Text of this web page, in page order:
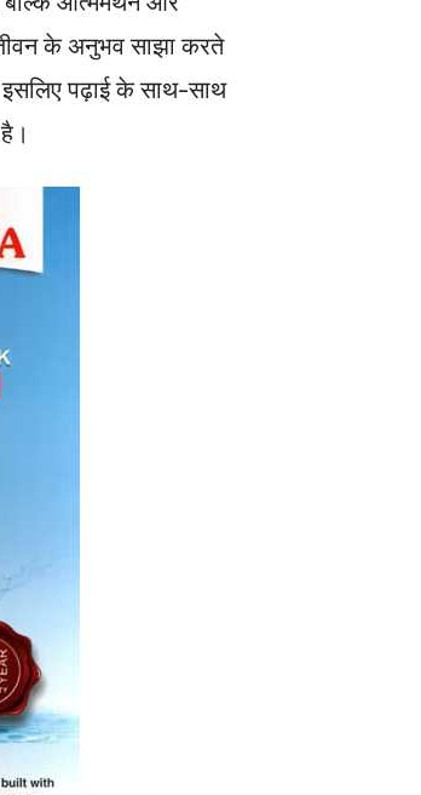
के अनुभव साझा करते
पढ़ाई के साथ-साथ